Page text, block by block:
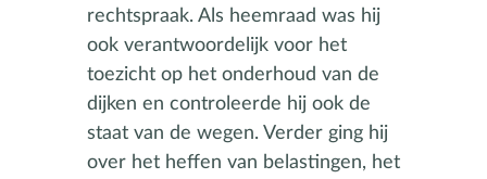
rechtspraak. Als heemraad was hij
ook verantwoordelijk voor het
toezicht op het onderhoud van de
dijken en controleerde hij ook de
staat van de wegen. Verder ging hij
over het heffen van belastingen, het